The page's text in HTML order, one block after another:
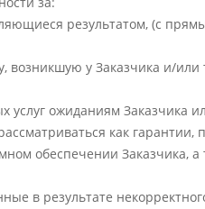
результатом, (с
у Заказчика и/или
услуг ожиданиям
как
обеспечении Заказчика,
в результате